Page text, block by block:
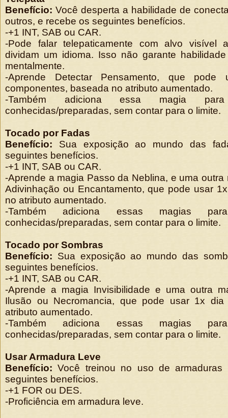
Benefício: Você desperta a habilidade de
outros, e recebe os seguintes benefícios.
-+1 INT, SAB ou CAR.
-Pode falar telepaticamente com alvo visível
dividam um idioma. Isso não garante
mentalmente.
-Aprende Detectar Pensamento, que
componentes, baseada no atributo aumentado.
-Também adiciona essa magia
conhecidas/preparadas, sem contar para o limite.
Tocado por Fadas
Benefício: Sua exposição ao mundo das
seguintes benefícios.
-+1 INT, SAB ou CAR.
-Aprende a magia Passo da Neblina, e uma
Adivinhação ou Encantamento, que pode usar
no atributo aumentado.
-Também adiciona essas magias
conhecidas/preparadas, sem contar para o limite.
Tocado por Sombras
Benefício: Sua exposição ao mundo das
seguintes benefícios.
-+1 INT, SAB ou CAR.
-Aprende a magia Invisibilidade e uma outra
Ilusão ou Necromancia, que pode usar 1x
atributo aumentado.
-Também adiciona essas magias
conhecidas/preparadas, sem contar para o limite.
Usar Armadura Leve
Benefício:Você treinou no uso de
seguintes benefícios.
-+1 FOR ou DES.
-Proficiência em armadura leve.